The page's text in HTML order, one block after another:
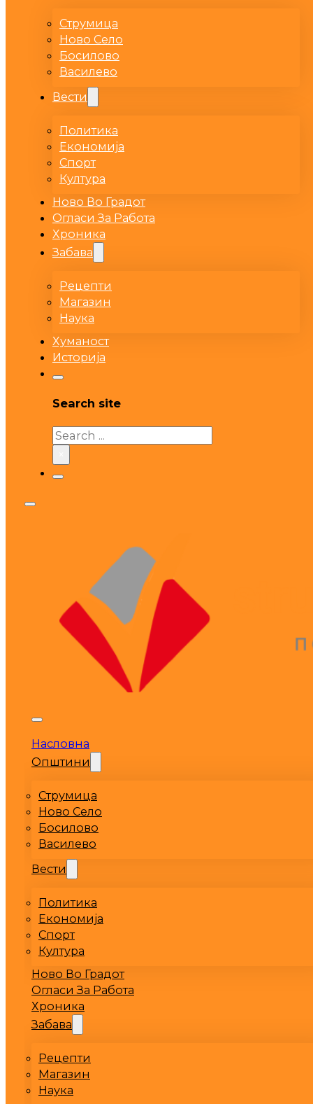
Струмица
Ново Село
Босилово
Василево
Вести
Политика
Економија
Спорт
Култура
Ново Во Градот
Огласи За Работа
Хроника
Забава
Рецепти
Магазин
Наука
Хуманост
Историја
Search site
Search
Насловна
Општини
Струмица
Ново Село
Босилово
Василево
Вести
Политика
Економија
Спорт
Култура
Ново Во Градот
Огласи За Работа
Хроника
Забава
Рецепти
Магазин
Наука